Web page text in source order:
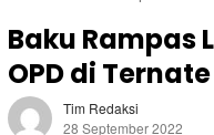
Baku Rampas
OPD di
Tim Redaksi
28 September 2022